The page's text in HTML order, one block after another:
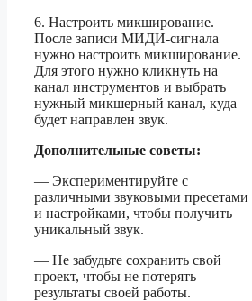
6. Настроить микширование.
После записи МИДИ-сигнала
нужно настроить микширование.
Для этого нужно кликнуть на
канал инструментов и выбрать
нужный микшерный канал, куда
будет направлен звук.
Дополнительные советы:
— Экспериментируйте с
различными звуковыми пресетами
и настройками, чтобы получить
уникальный звук.
— Не забудьте сохранить свой
проект, чтобы не потерять
результаты своей работы.